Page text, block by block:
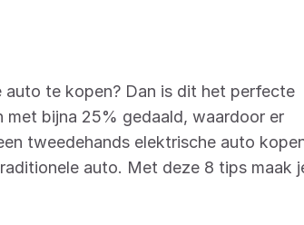
auto te kopen? Dan is dit het perfecte
met bijna 25% gedaald, waardoor er
tweedehands elektrische auto
auto. Met deze 8 tips maak